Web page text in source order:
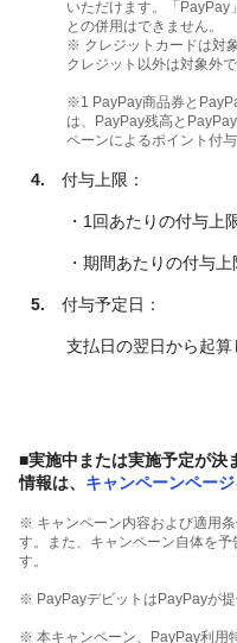
いただけます。「PayPay
との併用はできません。
※ クレジットカードは対
クレジット以外は対象外で
※1 PayPay商品券と
は、PayPay残高と
ペーンによるポイント付
4. 付与上限：
・1回あたりの付与上
・期間あたりの付与
5. 付与予定日：
支払日の翌日から起算
■実施中または実施予定が決
情報は、 キャンペーンページ
※ キャンペーン内容および適用
す。また、キャンペーン自体を
す。
※ PayPayデビットはPayPayが提
※ 本キャンペーン、PayPay利用